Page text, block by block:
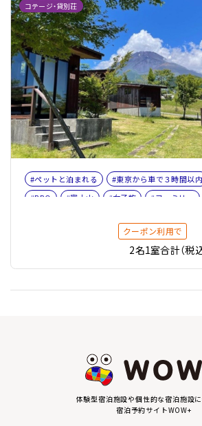
コテージ・貸別荘
#ペットと泊まれる #東京から車で３時間以内
#BBQ
#富士山 #女子旅
#ファミリー
クーポン利用で
2名1室合計（税込
体験型宿泊施設や個性的な宿泊施設
宿泊予約サイトWOW+